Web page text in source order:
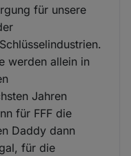
für unsere
werden allein in
Jahren
für FFF die
Daddy dann
für die